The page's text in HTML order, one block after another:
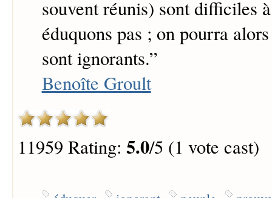
souvent réunis) sont difficiles
éduquons pas ; on pourra
sont ignorants.”
Benoîte Groult
11959 Rating: 5.0/5 (1 vote cast)